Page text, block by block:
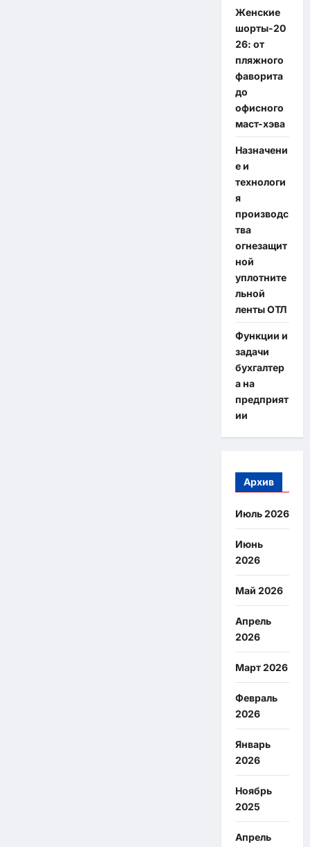
Женские
шорты-20
26: от
пляжного
фаворита
до
офисного
маст-хэва
Назначени
е и
технологи
я
производс
тва
огнезащит
ной
уплотните
льной
ленты ОТЛ
Функции и
задачи
бухгалтер
а на
предприят
ии
Архив
Июль 2026
Июнь
2026
Май 2026
Апрель
2026
Март 2026
Февраль
2026
Январь
2026
Ноябрь
2025
Апрель